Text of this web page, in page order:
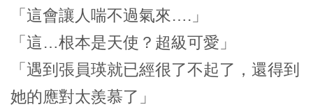
「這會讓人喘不過氣來….」
「這…根本是天使？超級可愛」
「遇到張員瑛就已經很了不起了，還得到
她的應對太羨慕了」